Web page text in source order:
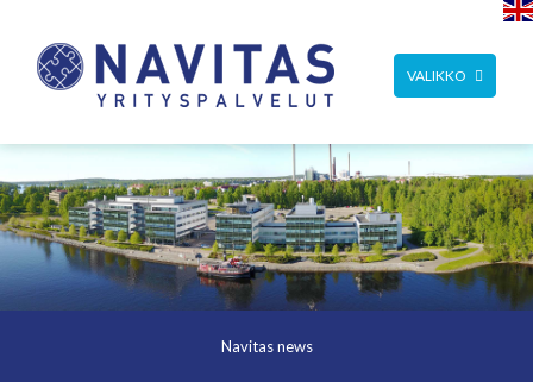
TOGGLE
NAVIGATION
VALIKKO
Navitas news